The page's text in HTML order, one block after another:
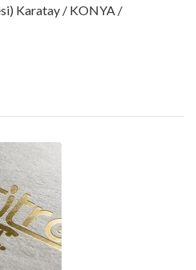
Karatay / KONYA /